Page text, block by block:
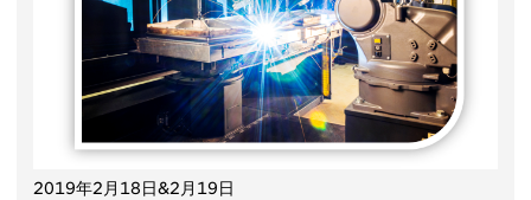
2019年2月18日&2月19日